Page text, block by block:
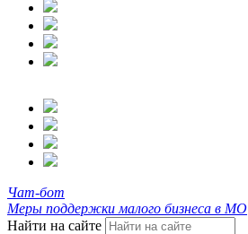
Чат-бот
Меры поддержки малого бизнеса в МО
Найти на сайте